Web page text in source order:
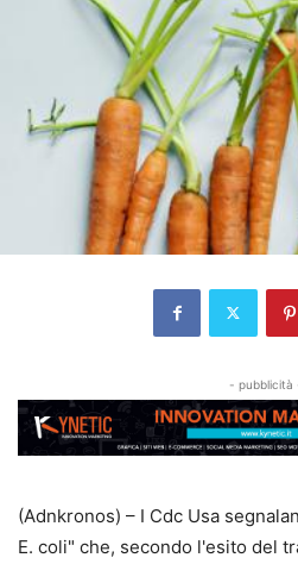
- pubblicità
(Adnkronos) – I Cdc Usa
E. coli" che, secondo l'esito del